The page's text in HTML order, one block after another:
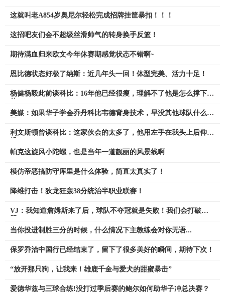
这就叫老A854岁奥尼尔轻松完成招牌挂筐暴扣！！！
这招吧友们会不超级丝滑帅气的转身换手反篮！
期待满血归来欧文今年休赛期感觉状态不错啊~
恩比德状态好极了纳斯：近几年头一回！体型完美、活力十足！
杨健杨毅此前谈科比：16年他已经很瘦，理解不了他是怎么撑下来
美媒：如果华子学会乔丹科比韦德背身技术，早没其他球队什么事
利文斯顿曾谈科比：这家伙会的太多了，他用左手在我头上后仰跳
帕克这旋风小陀螺，也是当年一道靓丽的风景线啊
模仿帝恶搞防守库里是什么体验，简直太真实了！
降维打击！狄龙狂轰38分统治半职业联赛！
VJ：我知道詹姆斯来了后，球队不夺冠就是失败！我们会打破质
当你投进制胜三分的时候，什么情况下主教练会对你无语...
保罗乔治中国行已经结束了，留下了很多美好的瞬间，期待下次！
“放开那只狗，让我来！雄鹿千金与爱犬的甜蜜暴击”
爱德华兹与三球合练!没打过季后赛的鲍尔如何助华子冲总决赛？